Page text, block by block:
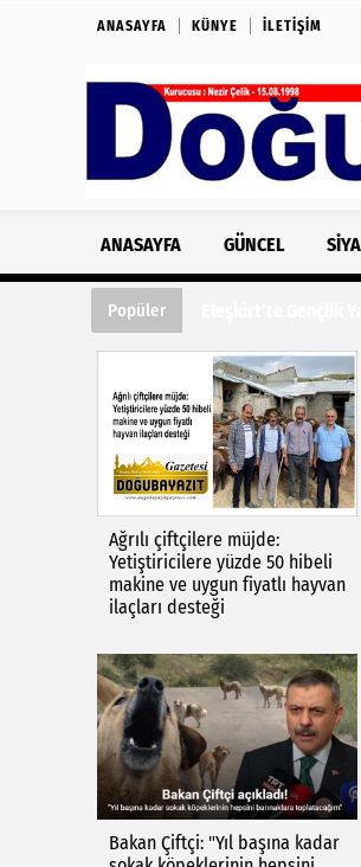
ANASAYFA KÜNYE İLETIŞIM
ANASAYFA GÜNCEL
Popüler
Ağrılı çiftçilere müjde:
Yetiştiricilere yüzde 50 hibeli
makine ve uygun fiyatlı hayvan
ilaçları desteği
Bakan Çiftçi: "Yıl başına kadar